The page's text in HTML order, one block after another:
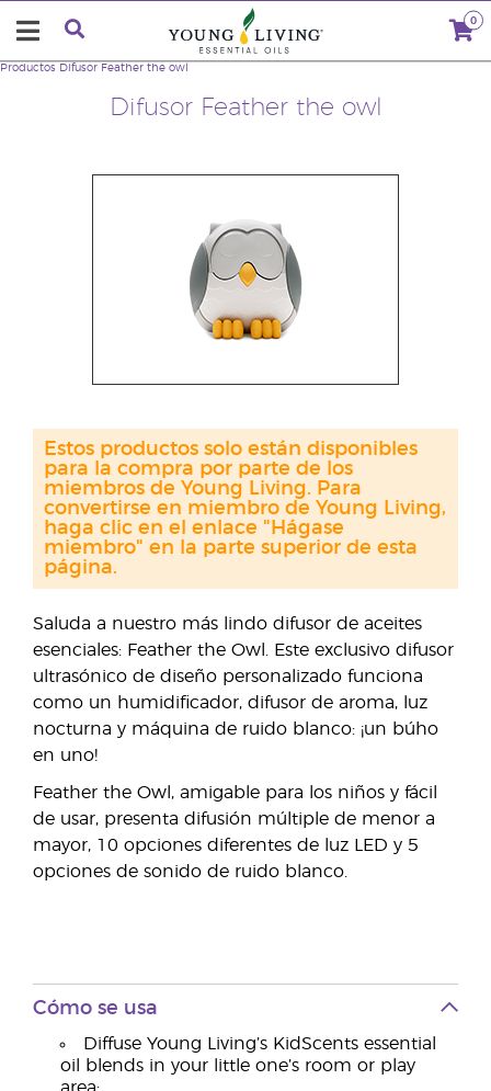
0
Difusor Feather the owl
Productos Difusor Feather the owl
Saluda a nuestro más lindo difusor de aceites
esenciales: Feather the Owl. Este exclusivo difusor
ultrasónico de diseño personalizado funciona
como un humidificador, difusor de aroma, luz
nocturna y máquina de ruido blanco: ¡un búho
en uno!
Feather the Owl, amigable para los niños y fácil
de usar, presenta difusión múltiple de menor a
mayor, 10 opciones diferentes de luz LED y 5
opciones de sonido de ruido blanco.
Estos productos solo están disponibles
para la compra por parte de los
miembros de Young Living. Para
convertirse en miembro de Young Living,
haga clic en el enlace "Hágase
miembro" en la parte superior de esta
página.
Cómo se usa
Diffuse Young Living’s KidScents essential
oil blends in your little one’s room or play